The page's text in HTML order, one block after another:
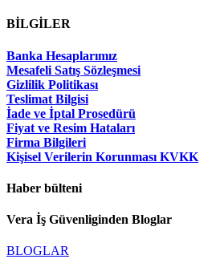
BİLGİLER
Banka Hesaplarımız
Mesafeli Satış Sözleşmesi
Gizlilik Politikası
Teslimat Bilgisi
İade ve İptal Prosedürü
Fiyat ve Resim Hataları
Firma Bilgileri
Kişisel Verilerin Korunması KVKK
Haber bülteni
Vera İş Güvenliginden Bloglar
BLOGLAR